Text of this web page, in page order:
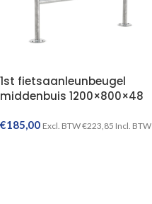
1st fietsaanleunbeugel
middenbuis 1200×800×48
€185,00 Excl. BTW€223,85 Incl. BTW